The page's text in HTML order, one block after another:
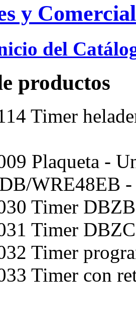
y
del
productos
Timer
Plaqueta -
WRE48EB
Timer
Timer
Timer
Timer con